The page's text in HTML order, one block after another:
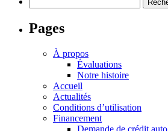
Pages
À propos
Évaluations
Notre histoire
Accueil
Actualités
Conditions d’utilisation
Financement
Demande de crédit auto